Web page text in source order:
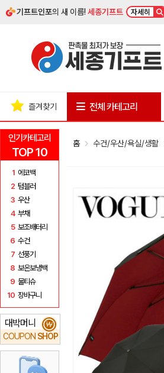
기프트인포의 새 이름!세종기프트 자세히
인기카테고리
TOP 10
1 에코백
2 텀블러
3 우산
4 부채
5 보조배터리
6 수건
7 선풍기
8 보온보냉백
9 물티슈
10 장바구니
대박머니
COUPON SHOP
₩
즐겨찾기 전체 카테고리
홈 수건/우산/욕실/생활